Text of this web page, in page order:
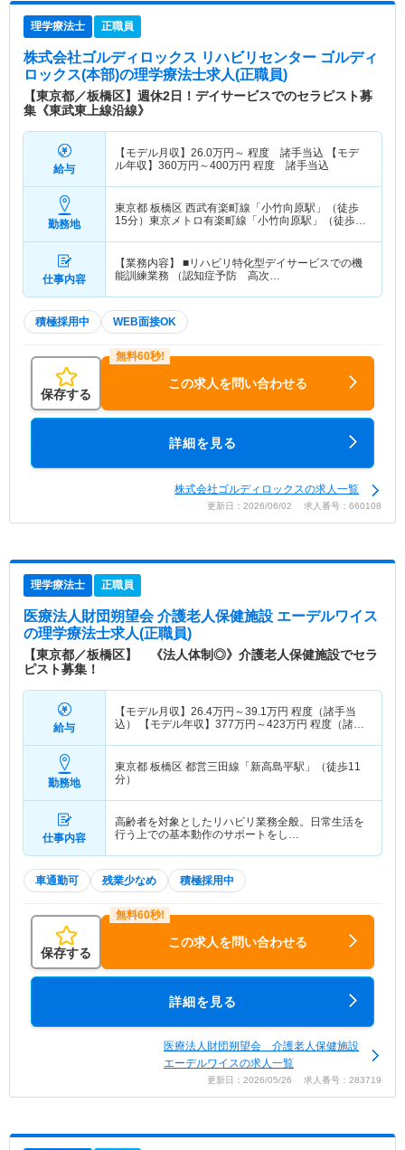
理学療法士 正職員
株式会社ゴルディロックス リハビリセンター ゴルディ
ロックス(本部)の理学療法士求人(正職員)
【東京都／板橋区】週休2日！デイサービスでのセラピスト募
集《東武東上線沿線》
給与
【モデル月収】 26.0万円～ 程度 諸手当込 【モデ
ル年収】 360万円～400万円 程度 諸手当込
勤務地
東京都 板橋区 西武有楽町線「小竹向原駅」（徒歩
15分）東京メトロ有楽町線「小竹向原駅」（徒歩
仕事内容
【業務内容】 ■リハビリ特化型デイサービスでの機
能訓練業務 （認知症予防 高次…
積極採用中 WEB面接OK
保存する
この求人を問い合わせる
詳細を見る
株式会社ゴルディロックスの求人一覧
更新日：2026/06/02 求人番号：660108
理学療法士 正職員
医療法人財団朔望会 介護老人保健施設 エーデルワイス
の理学療法士求人(正職員)
【東京都／板橋区】 《法人体制◎》介護老人保健施設でセラ
ピスト募集！
給与
【モデル月収】 26.4万円～39.1万円 程度（諸手当
込） 【モデル年収】 377万円～423万円 程度（諸手
勤務地
東京都 板橋区 都営三田線「新高島平駅」（徒歩11
分）
仕事内容
高齢者を対象としたリハビリ業務全般。日常生活を
行う上での基本動作のサポートをし…
車通勤可 残業少なめ 積極採用中
保存する
この求人を問い合わせる
詳細を見る
医療法人財団朔望会 介護老人保健施設
エーデルワイスの求人一覧
更新日：2026/05/26 求人番号：283719